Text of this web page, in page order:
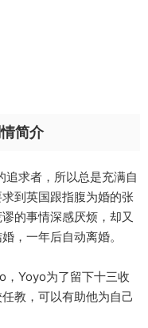
简介
求者，所以总是充满自
到英国跟指腹为婚的张
的事情深感厌烦，却又
，一年后自动离婚。
，Yoyo为了留下十三收
教，可以有助他为自己